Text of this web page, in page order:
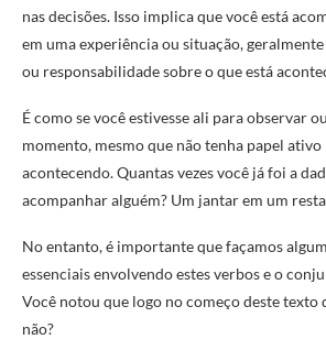
nas decisões. Isso implica que você está
em uma experiência ou situação,
ou responsabilidade sobre o que está
É como se você estivesse ali para observar
momento, mesmo que não tenha papel ativo
acontecendo. Quantas vezes você já foi a
acompanhar alguém? Um jantar em um
No entanto, é importante que façamos
essenciais envolvendo estes verbos e o
Você notou que logo no começo deste texto
não?